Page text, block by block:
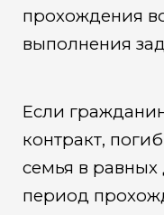
прохождения
выполнения
Если
контракт,
семья в равных
период